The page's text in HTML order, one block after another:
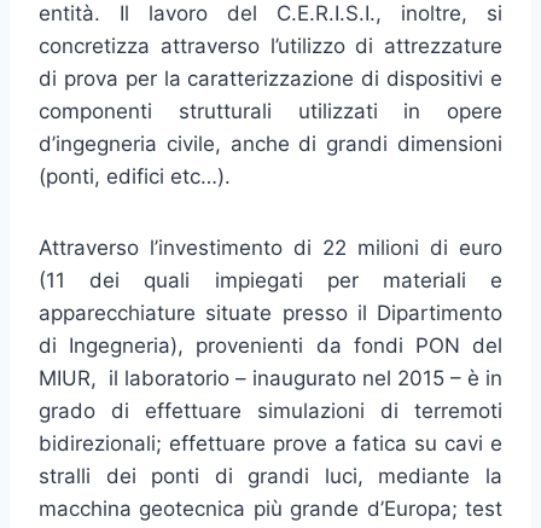
entità. Il lavoro del C.E.R.I.S.I., inoltre, si
concretizza attraverso l’utilizzo di attrezzature
di prova per la caratterizzazione di dispositivi e
componenti strutturali utilizzati in opere
d’ingegneria civile, anche di grandi dimensioni
(ponti, edifici etc…).
Attraverso l’investimento di 22 milioni di euro
(11 dei quali impiegati per materiali e
apparecchiature situate presso il Dipartimento
di Ingegneria), provenienti da fondi PON del
MIUR, il laboratorio – inaugurato nel 2015 – è in
grado di effettuare simulazioni di terremoti
bidirezionali; effettuare prove a fatica su cavi e
stralli dei ponti di grandi luci, mediante la
macchina geotecnica più grande d’Europa; test